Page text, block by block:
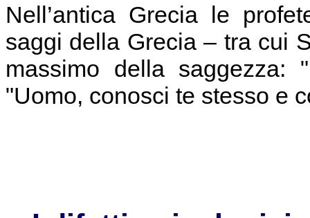
Nell’antica Grecia le
saggi della Grecia – tra cui
massimo della saggezza:
"Uomo, conosci te stesso e